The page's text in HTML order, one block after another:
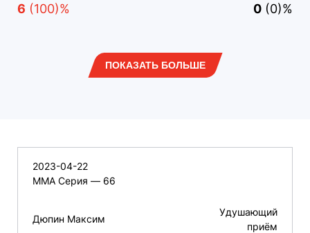
6 (100)% 0 (0)%
ПОКАЗАТЬ БОЛЬШЕ
2023-04-22
ММА Серия — 66
Дюпин Максим
Удушающий
приём